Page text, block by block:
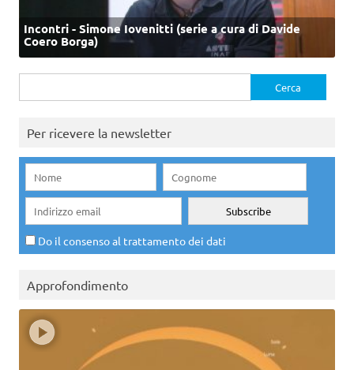
Incontri - Simone Iovenitti (serie a cura di Davide
Coero Borga)
per:
Per ricevere la newsletter
Do il consenso al trattamento dei dati
Approfondimento